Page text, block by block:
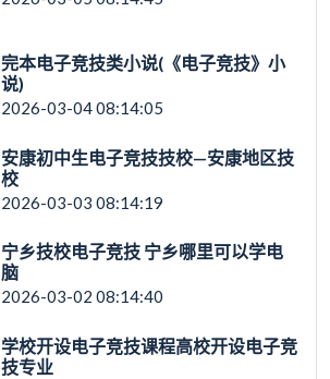
完本电子竞技类小说(《电子竞技》小
说)
2026-03-04 08:14:05
安康初中生电子竞技技校—安康地区技
校
2026-03-03 08:14:19
宁乡技校电子竞技 宁乡哪里可以学电
脑
2026-03-02 08:14:40
学校开设电子竞技课程高校开设电子竞
技专业